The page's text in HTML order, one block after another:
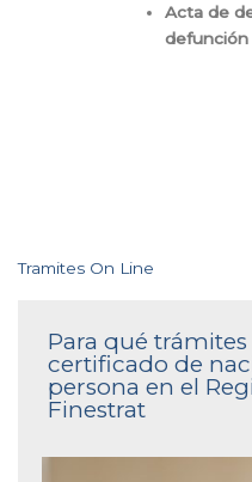
Acta de
defunción
Tramites On Line
Para qué
certificado de
persona en el
Finestrat